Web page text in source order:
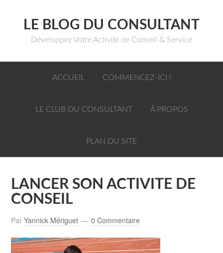
LE BLOG DU CONSULTANT
Développez Votre Activité de Conseil & Service
ACCUEIL COMMENCEZ-ICI !
LE CLUB DU CONSULTANT À PROPOS
PLAN DU SITE
LANCER SON ACTIVITE DE
CONSEIL
ParYannick Mériguet 0 Commentaire